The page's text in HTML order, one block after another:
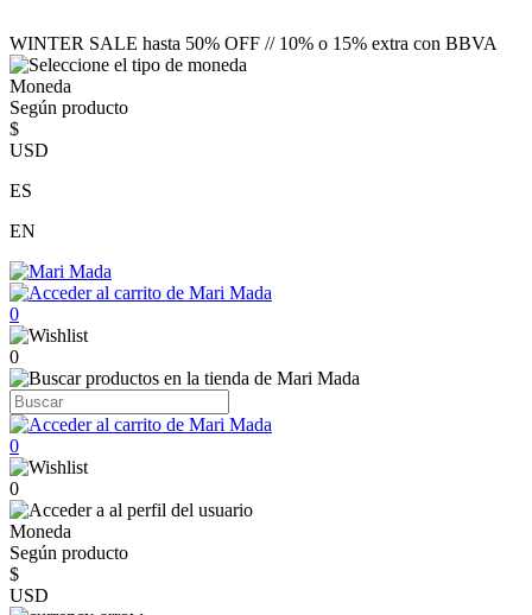
WINTER SALE hasta 50% OFF // 10% o 15% extra con BBVA
Moneda
Según producto
$
USD
ES
EN
0
0
0
0
Moneda
Según producto
$
USD